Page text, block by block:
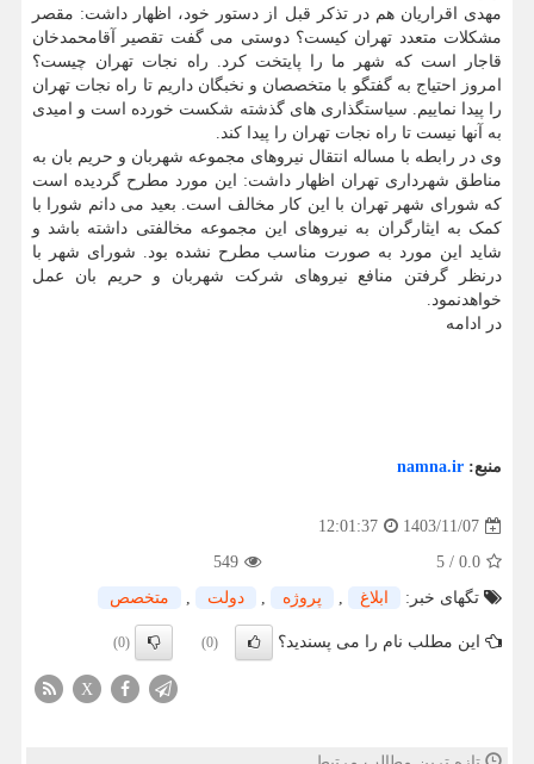
مهدی اقراریان هم در تذکر قبل از دستور خود، اظهار داشت: مقصر
مشکلات متعدد تهران کیست؟ دوستی می گفت تقصیر آقامحمدخان
قاجار است که شهر ما را پایتخت کرد. راه نجات تهران چیست؟
امروز احتیاج به گفتگو با متخصصان و نخبگان داریم تا راه نجات تهران
را پیدا نماییم. سیاستگذاری های گذشته شکست خورده است و امیدی
به آنها نیست تا راه نجات تهران را پیدا کند.
وی در رابطه با مساله انتقال نیروهای مجموعه شهربان و حریم بان به
مناطق شهرداری تهران اظهار داشت: این مورد مطرح گردیده است
که شورای شهر تهران با این کار مخالف است. بعید می دانم شورا با
کمک به ایثارگران به نیروهای این مجموعه مخالفتی داشته باشد و
شاید این مورد به صورت مناسب مطرح نشده بود. شورای شهر با
درنظر گرفتن منافع نیروهای شرکت شهربان و حریم بان عمل
خواهدنمود.
در ادامه
منبع: namna.ir
1403/11/07
12:01:37
0.0
/
5
549
تگهای خبر:
ابلاغ , پروژه , دولت , متخصص
این مطلب نام را می پسندید؟ (0)
(0)
X